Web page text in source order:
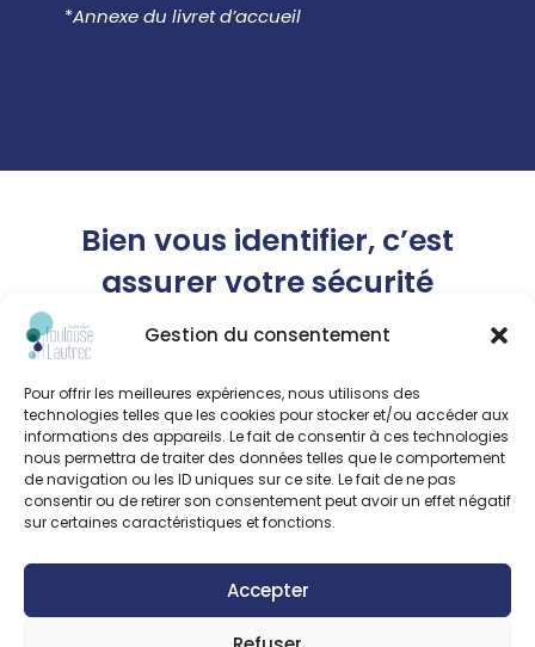
Gestion du consentement
Pour offrir les meilleures expériences, nous utilisons des
technologies telles que les cookies pour stocker et/ou accéder aux
informations des appareils. Le fait de consentir à ces technologies
nous permettra de traiter des données telles que le comportement
de navigation ou les ID uniques sur ce site. Le fait de ne pas
consentir ou de retirer son consentement peut avoir un effet négatif
sur certaines caractéristiques et fonctions.
Accepter
*Annexe du livret d’accueil
Bien vous identifier, c’est
assurer votre sécurité
Afin d’assurer la qualité et la sécurité de
votre prise en charge, votre identité est
primordiale.
Pour éviter toute erreur, nous vous
demandons de présenter une pièce
d’identité officielle lors de vos formalités
administratives, et de vérifier
systématiquement l’orthographe de vos